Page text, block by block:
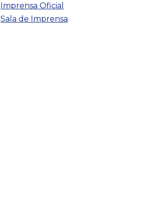
Imprensa Oficial
Sala de Imprensa